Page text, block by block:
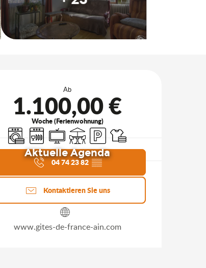
Ab
1.100,00 €
Woche (Ferienwohnung)
Waschmaschine
Geschirrspülmaschine
FernsehenTerrasseParkplatzBettwäsche und Laken
Aktuelle Agenda
04 74 23 82▒▒
Kontaktieren Sie uns
www.gites-de-france-ain.com